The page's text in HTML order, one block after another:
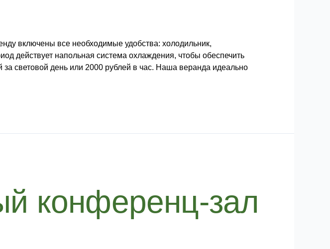
включены все необходимые удобства: холодильник,
действует напольная система охлаждения, чтобы обеспечить
световой день или 2000 рублей в час. Наша веранда идеально
конференц-зал